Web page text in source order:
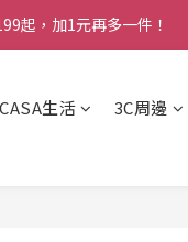
起，加1元再多一件！
CASA生活 3C周邊